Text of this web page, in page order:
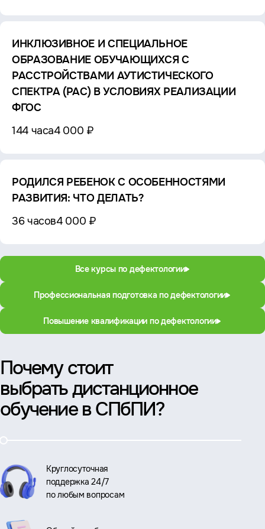
ИНКЛЮЗИВНОЕ И СПЕЦИАЛЬНОЕ
ОБРАЗОВАНИЕ ОБУЧАЮЩИХСЯ С
РАССТРОЙСТВАМИ АУТИСТИЧЕСКОГО
СПЕКТРА (РАС) В УСЛОВИЯХ РЕАЛИЗАЦИИ
ФГОС
144 часа4 000 ₽
РОДИЛСЯ РЕБЕНОК С ОСОБЕННОСТЯМИ
РАЗВИТИЯ: ЧТО ДЕЛАТЬ?
36 часов4 000 ₽
Все курсы по дефектологии
Профессиональная подготовка по дефектологии
Повышение квалификации по дефектологии
Почему стоит
выбрать дистанционное
обучение в СПбПИ?
Круглосуточная
поддержка 24/7
по любым вопросам